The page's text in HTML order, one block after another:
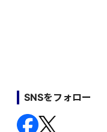
SNSをフォロー